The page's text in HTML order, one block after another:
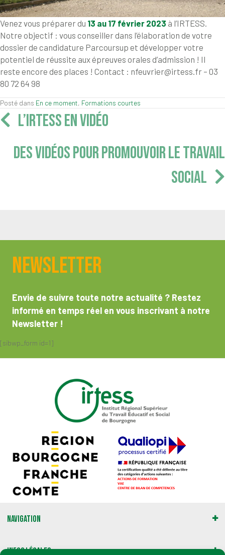
Venez vous préparer du 13 au 17 février 2023 à l’IRTESS.
Notre objectif : vous conseiller dans l’élaboration de votre
dossier de candidature Parcoursup et développer votre
potentiel de réussite aux épreuves orales d’admission ! Il
reste encore des places ! Contact : nfeuvrier@irtess.fr – 03
80 72 64 98
Posté dans En ce moment, Formations courtes
Navigation
L’IRTESS EN VIDÉO
DES VIDÉOS POUR PROMOUVOIR LE TRAVAIL
SOCIAL
Newsletter
Envie de suivre toute notre actualité ? Restez
informé en temps réel en vous inscrivant à notre
Newsletter !
[sibwp_form id=1]
Navigation
Infos légales